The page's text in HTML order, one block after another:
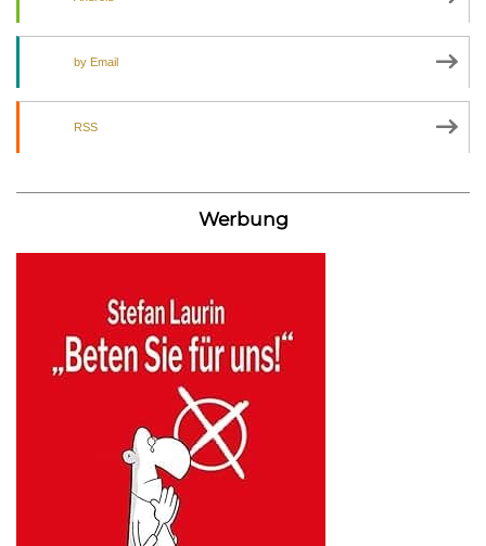
by Email
RSS
Werbung